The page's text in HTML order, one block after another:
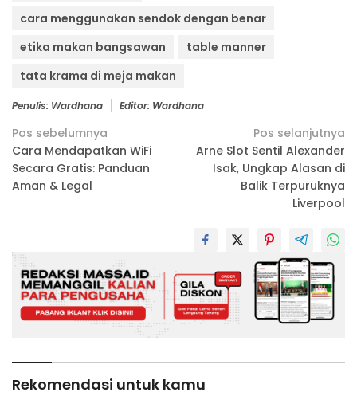
cara menggunakan sendok dengan benar
etika makan bangsawan
table manner
tata krama di meja makan
Penulis: Wardhana Editor: Wardhana
Navigasi
pos
Pos sebelumnya
Cara Mendapatkan WiFi
Secara Gratis: Panduan
Aman & Legal
Pos selanjutnya
Arne Slot Sentil Alexander
Isak, Ungkap Alasan di
Balik Terpuruknya
Liverpool
Rekomendasi untuk kamu